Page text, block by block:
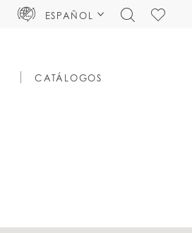
ESPAÑOL
TOGGLECHECK
CATÁLOGOS